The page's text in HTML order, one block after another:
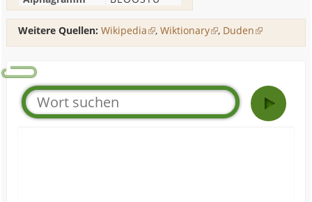
Weitere Quellen: Wikipedia ,Wiktionary , Duden